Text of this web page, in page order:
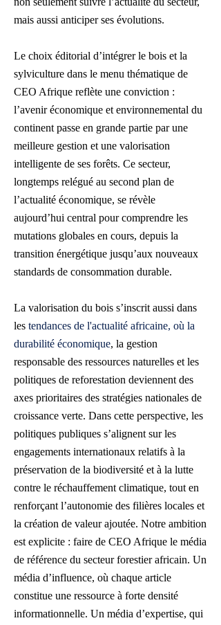
mais aussi anticiper ses évolutions.
Le choix éditorial d’intégrer le bois et la
sylviculture dans le menu thématique de
CEO Afrique reflète une conviction :
l’avenir économique et environnemental du
continent passe en grande partie par une
meilleure gestion et une valorisation
intelligente de ses forêts. Ce secteur,
longtemps relégué au second plan de
l’actualité économique, se révèle
aujourd’hui central pour comprendre les
mutations globales en cours, depuis la
transition énergétique jusqu’aux nouveaux
standards de consommation durable.
La valorisation du bois s’inscrit aussi dans
les tendances de l'actualité africaine, où la
durabilité économique, la gestion
responsable des ressources naturelles et les
politiques de reforestation deviennent des
axes prioritaires des stratégies nationales de
croissance verte. Dans cette perspective, les
politiques publiques s’alignent sur les
engagements internationaux relatifs à la
préservation de la biodiversité et à la lutte
contre le réchauffement climatique, tout en
renforçant l’autonomie des filières locales et
la création de valeur ajoutée. Notre ambition
est explicite : faire de CEO Afrique le média
de référence du secteur forestier africain. Un
média d’influence, où chaque article
constitue une ressource à forte densité
informationnelle. Un média d’expertise, qui